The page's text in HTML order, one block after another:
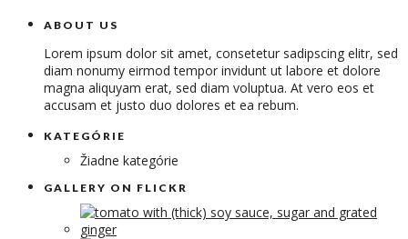
ABOUT US
Lorem ipsum dolor sit amet, consetetur sadipscing elitr, sed
diam nonumy eirmod tempor invidunt ut labore et dolore
magna aliquyam erat, sed diam voluptua. At vero eos et
accusam et justo duo dolores et ea rebum.
KATEGÓRIE
Žiadne kategórie
GALLERY ON FLICKR